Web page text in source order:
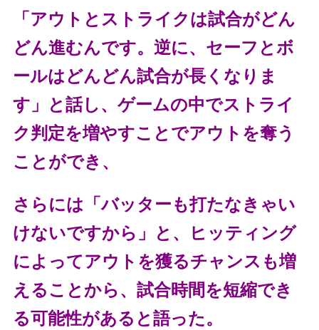
「アウトとストライクは試合がどん
どん進むんです。逆に、セーフとボ
ールはどんどん試合が長くなりま
す」と話し、ゲームの中でストライ
ク判定を増やすことでアウトを奪う
ことができ、
さらには「バッターも打たなきゃい
けないですから」と、ヒッティング
によってアウトを獲るチャンスも増
えることから、試合時間を短縮でき
る可能性があると語った。